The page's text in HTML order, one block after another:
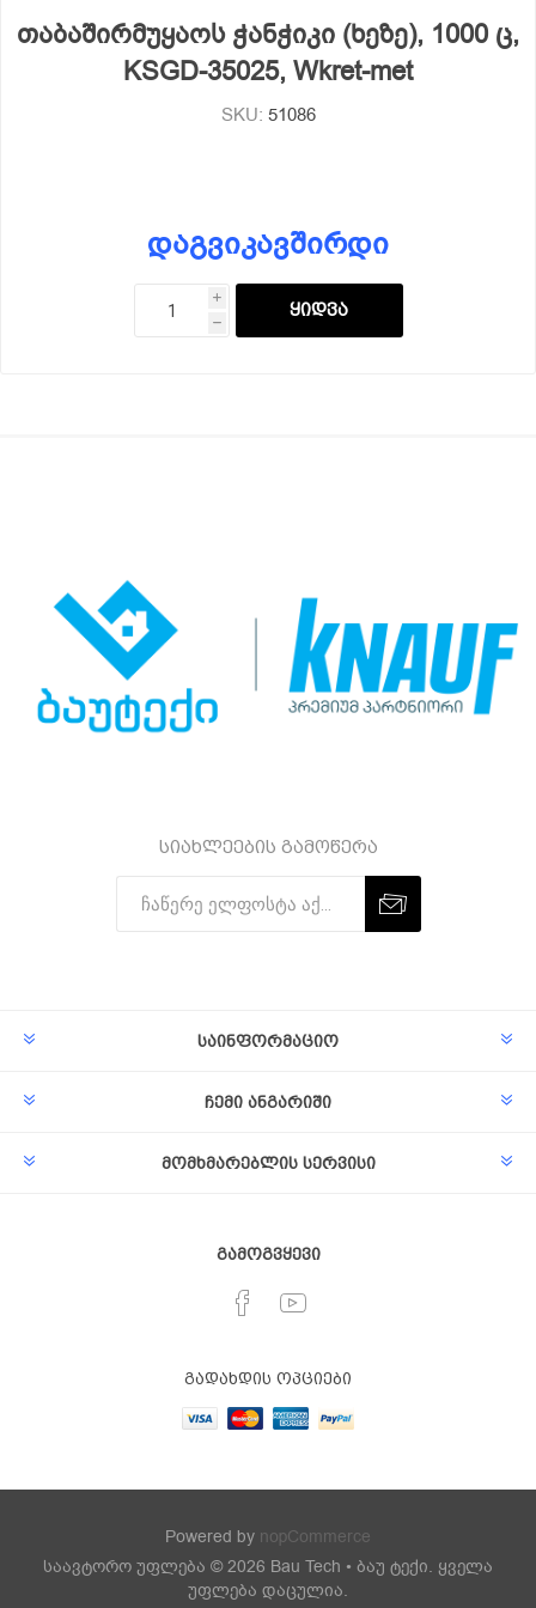
თაბაშირმუყაოს ჭანჭიკი (ხეზე), 1000 ც,
KSGD-35025, Wkret-met
SKU: 51086
დაგვიკავშირდი
i
h
სიახლეების გამოწერა
საინფორმაციო
ჩემი ანგარიში
მომხმარებლის სერვისი
გამოგვყევი
გადახდის ოპციები
Powered by nopCommerce
საავტორო უფლება © 2026 Bau Tech • ბაუ ტექი. ყველა
უფლება დაცულია.